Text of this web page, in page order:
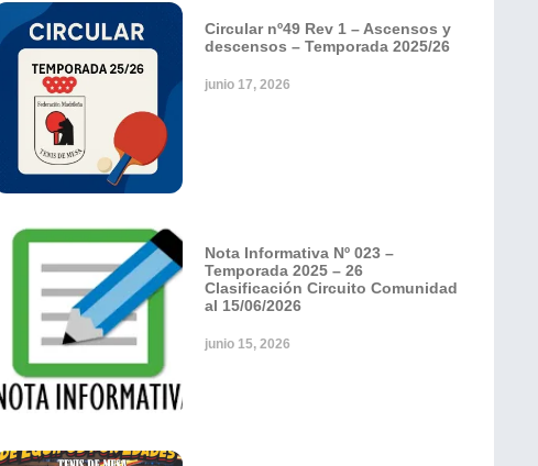
Circular nº49 Rev 1 – Ascensos y
descensos – Temporada 2025/26
junio 17, 2026
Nota Informativa Nº 023 –
Temporada 2025 – 26
Clasificación Circuito Comunidad
al 15/06/2026
junio 15, 2026